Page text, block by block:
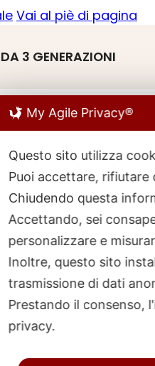
Vai al piè di pagina
3 GENERAZIONI
My Agile Privacy®
Questo sito utilizza
Puoi accettare, rifiutare
Chiudendo questa
Accettando, sei
personalizzare e
Inoltre, questo sito
trasmissione di dati
Prestando il consenso,
privacy.